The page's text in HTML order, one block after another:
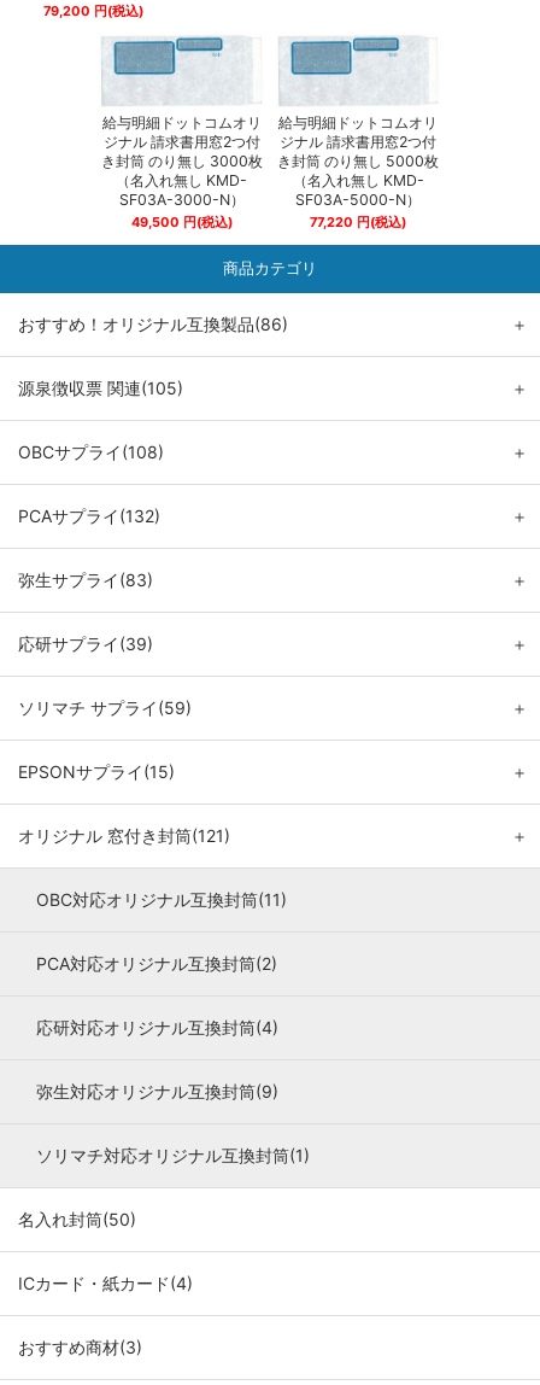
79,200 円 (税込)
給与明細ドットコムオリ
ジナル 請求書用窓2つ付
き封筒 のり無し 3000枚
（名入れ無し KMD-
SF03A-3000-N）
49,500 円 (税込)
給与明細ドットコムオリ
ジナル 請求書用窓2つ付
き封筒 のり無し 5000枚
（名入れ無し KMD-
SF03A-5000-N）
77,220 円 (税込)
商品カテゴリ
おすすめ！オリジナル互換製品(86) ＋
源泉徴収票 関連(105) ＋
OBCサプライ(108) ＋
PCAサプライ(132) ＋
弥生サプライ(83) ＋
応研サプライ(39) ＋
ソリマチ サプライ(59) ＋
EPSONサプライ(15) ＋
オリジナル 窓付き封筒(121) ＋
OBC対応オリジナル互換封筒(11)
PCA対応オリジナル互換封筒(2)
応研対応オリジナル互換封筒(4)
弥生対応オリジナル互換封筒(9)
ソリマチ対応オリジナル互換封筒(1)
名入れ封筒(50)
ICカード・紙カード(4)
おすすめ商材(3)